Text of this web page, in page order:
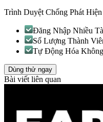
Trình Duyệt Chống Phát
Đăng Nhập Nhiều
Số Lượng Thành
Tự Động Hóa
Dùng thử ngay
Bài viết liên quan